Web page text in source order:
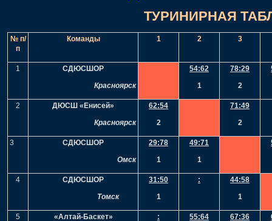
ТУРИНИРНАЯ
№ п/
п
Команды 1 2 3
1
СДЮСШОР
Красноярск
54:62
1
78:29
2
2
ДЮСШ «Енисей»
Красноярск
62:54
2
71:49
2
3
СДЮСШОР
Омск
29:78
1
49:71
1
4
СДЮСШОР
Томск
31:50
1
: 44:58
1
5
«Алтай-Баскет»
: 55:64
67:36